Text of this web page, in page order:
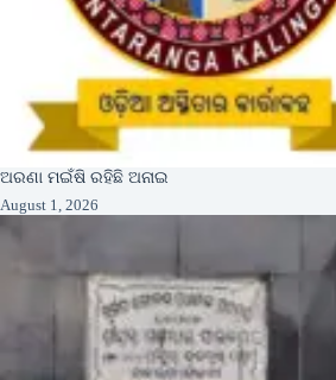
ଅରଣା ମଇଁଷି ରହିଛି ଅନାଇ
August 1, 2026